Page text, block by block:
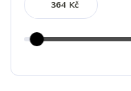
Kč